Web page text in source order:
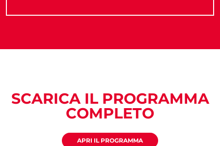
SCARICA IL PROGRAMMA
COMPLETO
APRI IL PROGRAMMA